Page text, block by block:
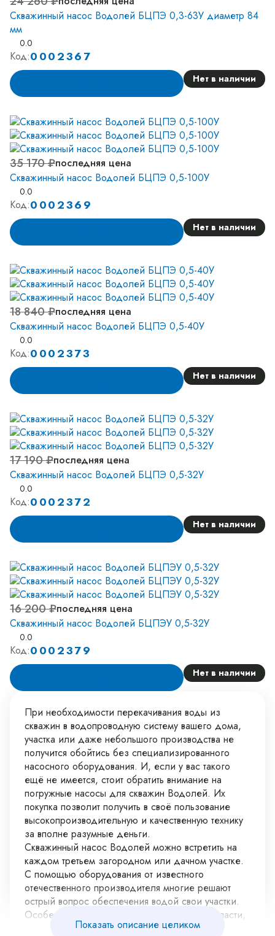
Скважинный насос Водолей БЦПЭ 0,3-63У диаметр 84
мм
0.0
Код:0002367
Нет в наличии
35 170 ₽последняя цена
Скважинный насос Водолей БЦПЭ 0,5-100У
0.0
Код:0002369
Нет в наличии
18 840 ₽последняя цена
Скважинный насос Водолей БЦПЭ 0,5-40У
0.0
Код:0002373
Нет в наличии
17 190 ₽последняя цена
Скважинный насос Водолей БЦПЭ 0,5-32У
0.0
Код:0002372
Нет в наличии
16 200 ₽последняя цена
Скважинный насос Водолей БЦПЭУ 0,5-32У
0.0
Код:0002379
Нет в наличии
При необходимости перекачивания воды из
скважин в водопроводную систему вашего дома,
участка или даже небольшого производства не
получится обойтись без специализированного
насосного оборудования. И, если у вас такого
ещё не имеется, стоит обратить внимание на
погружные насосы для скважин Водолей. Их
покупка позволит получить в своё пользование
высокопроизводительную и качественную технику
за вполне разумные деньги.
Скважинный насос Водолей можно встретить на
каждом третьем загородном или дачном участке.
С помощью оборудования от известного
отечественного производителя многие решают
острый вопрос обеспечения водой свои участки.
Особенно популярна техника в Москве и области,
где так ценятся такие качества техники, как:
Показать описание целиком